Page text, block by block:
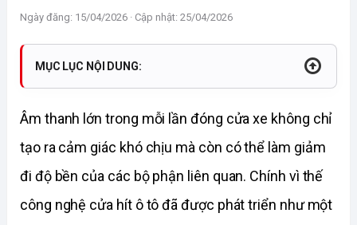
Ngày đăng: 15/04/2026 · Cập nhật: 25/04/2026
MỤC LỤC NỘI DUNG:
Âm thanh lớn trong mỗi lần đóng cửa xe không chỉ
tạo ra cảm giác khó chịu mà còn có thể làm giảm
đi độ bền của các bộ phận liên quan. Chính vì thế
công nghệ cửa hít ô tô đã được phát triển như một